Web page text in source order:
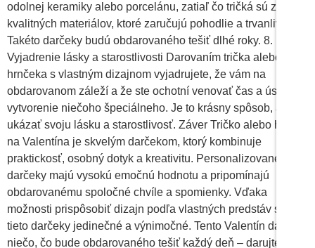
odolnej keramiky alebo porcelánu, zatiaľ čo tričká sú z
kvalitných materiálov, ktoré zaručujú pohodlie a trvanlivosť.
Takéto darčeky budú obdarovaného tešiť dlhé roky. 8.
Vyjadrenie lásky a starostlivosti Darovaním trička alebo
hrnčeka s vlastným dizajnom vyjadrujete, že vám na
obdarovanom záleží a že ste ochotní venovať čas a úsilie na
vytvorenie niečoho špeciálneho. Je to krásny spôsob, ako
ukázať svoju lásku a starostlivosť. Záver Tričko alebo hrnček
na Valentína je skvelým darčekom, ktorý kombinuje
praktickosť, osobný dotyk a kreativitu. Personalizované
darčeky majú vysokú emočnú hodnotu a pripomínajú
obdarovanému spoločné chvíle a spomienky. Vďaka
možnosti prispôsobiť dizajn podľa vlastných predstáv sú
tieto darčeky jedinečné a výnimočné. Tento Valentín darujte
niečo, čo bude obdarovaného tešiť každý deň – darujte